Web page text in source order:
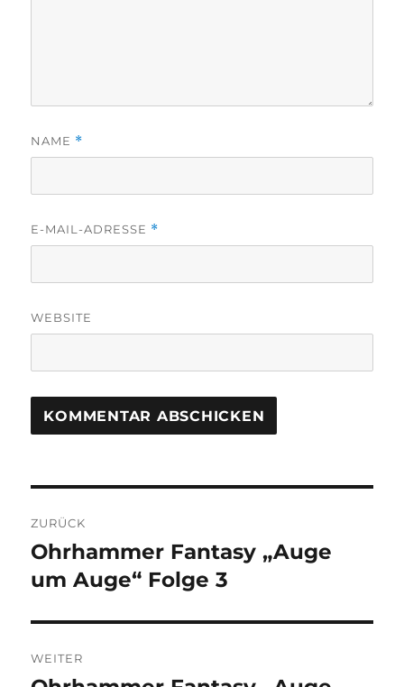
NAME *
E-MAIL-ADRESSE *
WEBSITE
ZURÜCK
Vorheriger
Beitrag:
Ohrhammer Fantasy „Auge
um Auge“ Folge 3
WEITER